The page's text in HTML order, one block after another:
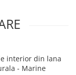
interior din lana
- Marine